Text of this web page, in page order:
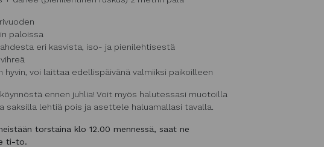
paloissa
eri kasvista, iso- ja pienilehtisestä
hyvin, voi laittaa edellispäivänä valmiiksi paikoilleen
ennen juhlia! Voit myös halutessasi muotoilla
saksilla lehtiä pois ja asettele haluamallasi tavalla.
torstaina klo 12.00 mennessä, saat ne
ti-to.